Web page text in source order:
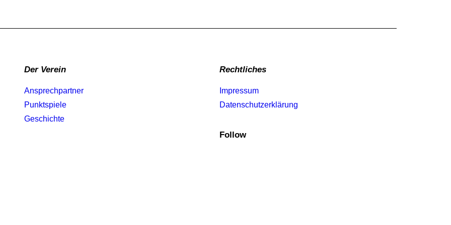
Der Verein
Ansprechpartner
Punktspiele
Geschichte
Rechtliches
Impressum
Datenschutzerklärung
Follow